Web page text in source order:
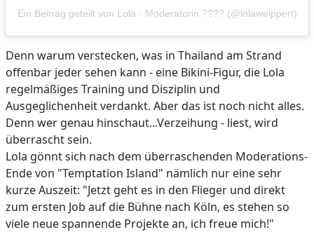
Ein Beitrag geteilt von Lola - Moderatorin ???? (@lolaweippert)
Denn warum verstecken, was in Thailand am Strand
offenbar jeder sehen kann - eine Bikini-Figur, die Lola
regelmäßiges Training und Disziplin und
Ausgeglichenheit verdankt. Aber das ist noch nicht alles.
Denn wer genau hinschaut...Verzeihung - liest, wird
überrascht sein.
Lola gönnt sich nach dem überraschenden Moderations-
Ende von "Temptation Island" nämlich nur eine sehr
kurze Auszeit: "Jetzt geht es in den Flieger und direkt
zum ersten Job auf die Bühne nach Köln, es stehen so
viele neue spannende Projekte an, ich freue mich!"